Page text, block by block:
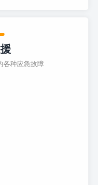
各种应急故障